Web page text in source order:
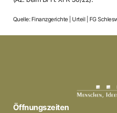
Quelle: Finanzgerichte | Urteil | FG
Öffnungszeiten